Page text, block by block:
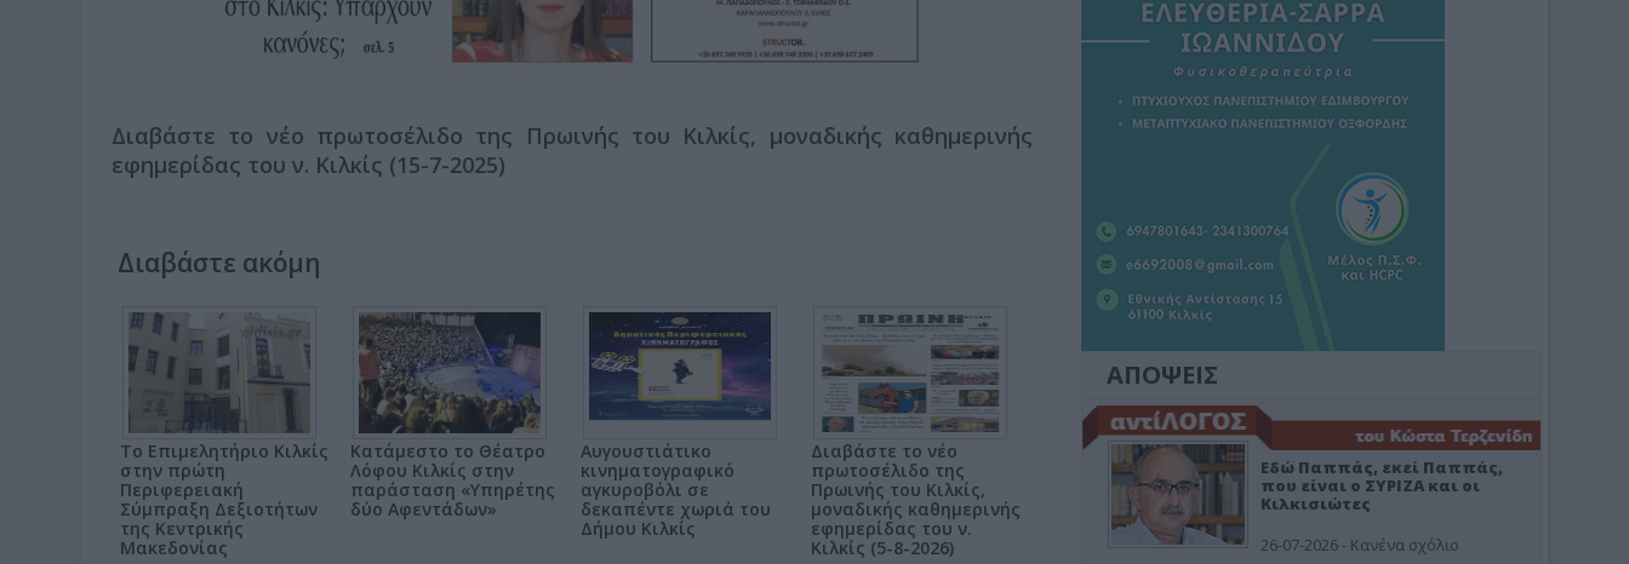
Διαβάστε το νέο πρωτοσέλιδο της Πρωινής του Κιλκίς, μοναδικής καθημερινής
εφημερίδας του ν. Κιλκίς (15-7-2025)
Διαβάστε ακόμη
Το Επιμελητήριο Κιλκίς
στην πρώτη
Περιφερειακή
Σύμπραξη Δεξιοτήτων
της Κεντρικής
Μακεδονίας
Κατάμεστο το Θέατρο
Λόφου Κιλκίς στην
παράσταση «Υπηρέτης
δύο Αφεντάδων»
Αυγουστιάτικο
κινηματογραφικό
αγκυροβόλι σε
δεκαπέντε χωριά του
Δήμου Κιλκίς
Διαβάστε το νέο
πρωτοσέλιδο της
Πρωινής του Κιλκίς,
μοναδικής καθημερινής
εφημερίδας του ν.
Κιλκίς (5-8-2026)
ΑΠΟΨΕΙΣ
Εδώ Παππάς, εκεί Παππάς,
που είναι ο ΣΥΡΙΖΑ και οι
Κιλκισιώτες
26-07-2026 - Κανένα σχόλιο